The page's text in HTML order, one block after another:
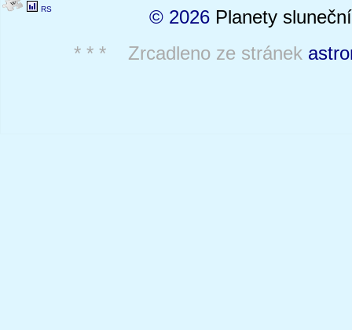
RS © 2026 Planety
* * * Zrcadleno ze stránek